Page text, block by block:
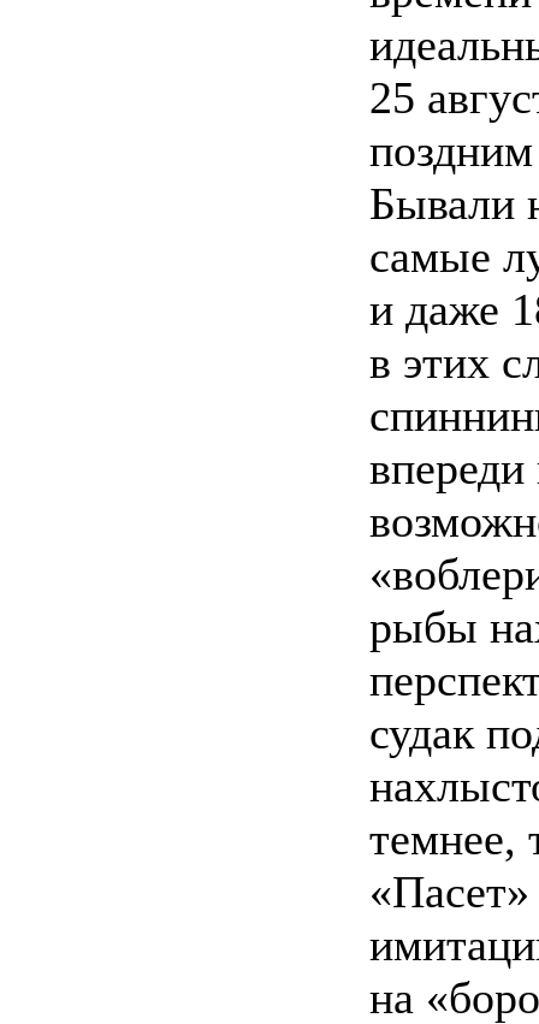
25
Бывали
самые
и даже
в этих
рыбы
судак
темнее,
на